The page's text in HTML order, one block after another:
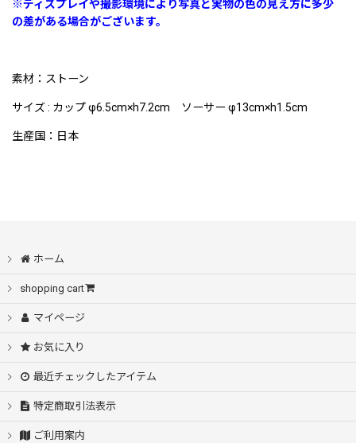
※ディズプレイや撮影環境により写真と実物の色の見え方に多少
の差がある場合がございます。
素材：ストーン
サイズ : カップ φ6.5cm×h7.2cm ソーサー φ13cm×h1.5cm
生産国：日本
ホーム
shopping cart
マイページ
お気に入り
最近チェックしたアイテム
特定商取引法表示
ご利用案内